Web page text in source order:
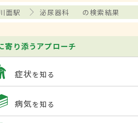
面駅 泌尿器科 の検索結果
寄り添うアプローチ
症状を知る
病気を知る